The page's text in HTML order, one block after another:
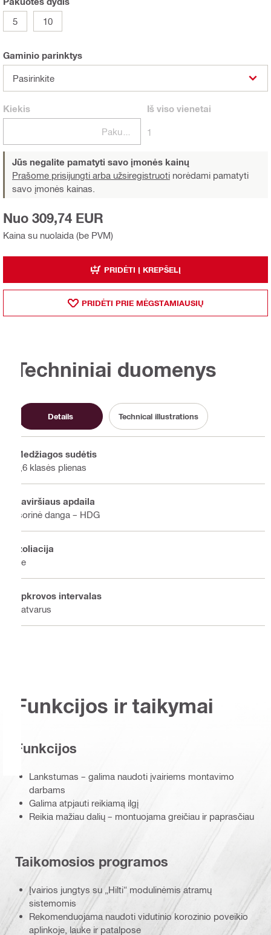
5
10
Gaminio parinktys
Pasirinkite
Kiekis
Pakuotės
Iš visovienetai
1
Jūs negalite pamatyti savo įmonės kainų
Prašome prisijungti arba užsiregistruoti norėdami pamatyti
savo įmonės kainas.
Kaina su nuolaida (be PVM)
Nuo 309,74 EUR
PRIDĖTI Į KREPŠELĮ
PRIDĖTI PRIE MĖGSTAMIAUSIŲ
Techniniai duomenys
Details Technical illustrations
Medžiagos sudėtis
4,6 klasės plienas
Paviršiaus apdaila
Išorinė danga – HDG
Izoliacija
Be
Apkrovos intervalas
Patvarus
Funkcijos ir taikymai
Funkcijos
Lankstumas – galima naudoti įvairiems montavimo
darbams
Galima atpjauti reikiamą ilgį
Reikia mažiau dalių – montuojama greičiau ir paprasčiau
Taikomosios programos
Įvairios jungtys su „Hilti“ modulinėmis atramų
sistemomis
Rekomenduojama naudoti vidutinio korozinio poveikio
aplinkoje, lauke ir patalpose